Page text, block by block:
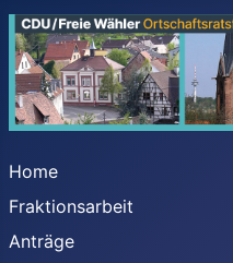
Home
Fraktionsarbeit
Anträge